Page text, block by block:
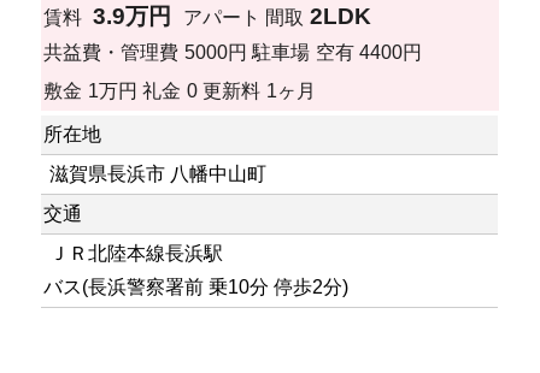
賃料 3.9万円 アパート 間取 2LDK
共益費・管理費 5000円 駐車場 空有 4400円
敷金 1万円 礼金 0 更新料 1ヶ月
所在地
滋賀県長浜市 八幡中山町
交通
ＪＲ北陸本線長浜駅
バス(長浜警察署前 乗10分 停歩2分)